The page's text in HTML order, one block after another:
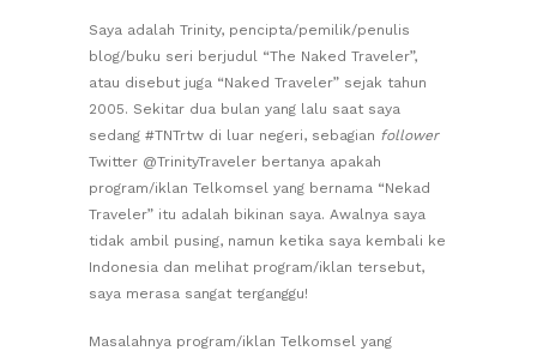
Saya adalah Trinity, pencipta/pemilik/penulis
blog/buku seri berjudul “The Naked Traveler”,
atau disebut juga “Naked Traveler” sejak tahun
2005. Sekitar dua bulan yang lalu saat saya
sedang #TNTrtw di luar negeri, sebagian follower
Twitter @TrinityTraveler bertanya apakah
program/iklan Telkomsel yang bernama “Nekad
Traveler” itu adalah bikinan saya. Awalnya saya
tidak ambil pusing, namun ketika saya kembali ke
Indonesia dan melihat program/iklan tersebut,
saya merasa sangat terganggu!
Masalahnya program/iklan Telkomsel yang